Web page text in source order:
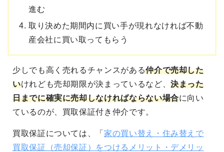
進む
取り決めた期間内に買い手が現れなければ不動
産会社に買い取ってもらう
少しでも高く売れるチャンスがある仲介で売却した
いけれども売却期限が決まっているなど、決まった
日までに確実に売却しなければならない場合に向い
ているのが、買取保証付き仲介です。
買取保証については、「 家の買い替え・住み替えで
買取保証（売却保証）をつけるメリット・デメリッ